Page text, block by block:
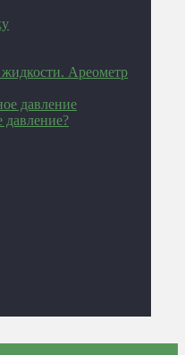
жидкости. Ареометр
давление?